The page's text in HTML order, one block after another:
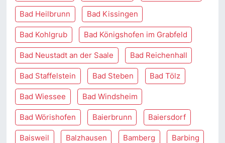
Bad Heilbrunn Bad Kissingen
Bad Kohlgrub Bad Königshofen im Grabfeld
Bad Neustadt an der Saale Bad Reichenhall
Bad Staffelstein Bad Steben Bad Tölz
Bad Wiessee Bad Windsheim
Bad Wörishofen Baierbrunn Baiersdorf
Baisweil Balzhausen Bamberg Barbing